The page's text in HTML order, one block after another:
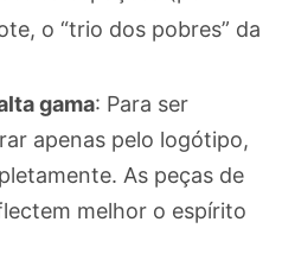
o “trio dos pobres” da
gama: Para ser
apenas pelo logótipo,
As peças de
melhor o espírito